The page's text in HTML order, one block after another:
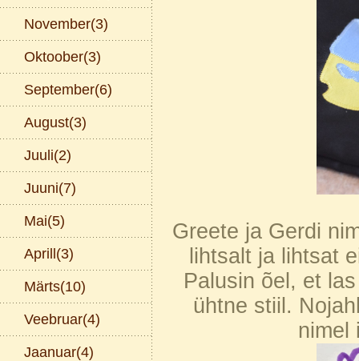
November(3)
Oktoober(3)
September(6)
August(3)
Juuli(2)
Juuni(7)
Mai(5)
Aprill(3)
Märts(10)
Veebruar(4)
Jaanuar(4)
Greete ja Gerdi
lihtsalt ja lihtsat
Palusin õel, et
ühtne stiil.
nimel